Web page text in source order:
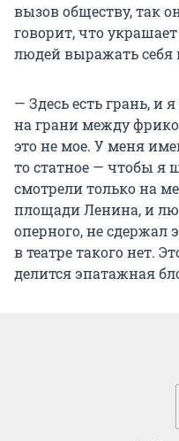
вызов обществу, так
говорит, что
людей выражать себя
— Здесь есть грань, и
на грани между
это не мое. У меня
то статное — чтобы я
смотрели только на
площади Ленина, и
оперного, не сдержал
в театре такого нет.
делится эпатажная